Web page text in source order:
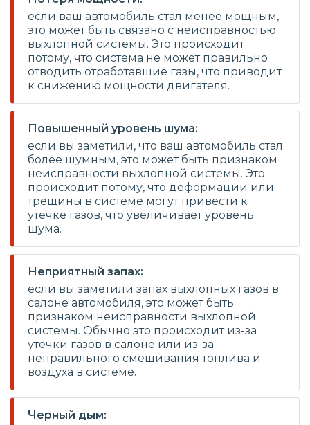
если ваш автомобиль стал менее мощным,
это может быть связано с неисправностью
выхлопной системы. Это происходит
потому, что система не может правильно
отводить отработавшие газы, что приводит
к снижению мощности двигателя.
Повышенный уровень шума:
если вы заметили, что ваш автомобиль стал
более шумным, это может быть признаком
неисправности выхлопной системы. Это
происходит потому, что деформации или
трещины в системе могут привести к
утечке газов, что увеличивает уровень
шума.
Неприятный запах:
если вы заметили запах выхлопных газов в
салоне автомобиля, это может быть
признаком неисправности выхлопной
системы. Обычно это происходит из-за
утечки газов в салоне или из-за
неправильного смешивания топлива и
воздуха в системе.
Черный дым: